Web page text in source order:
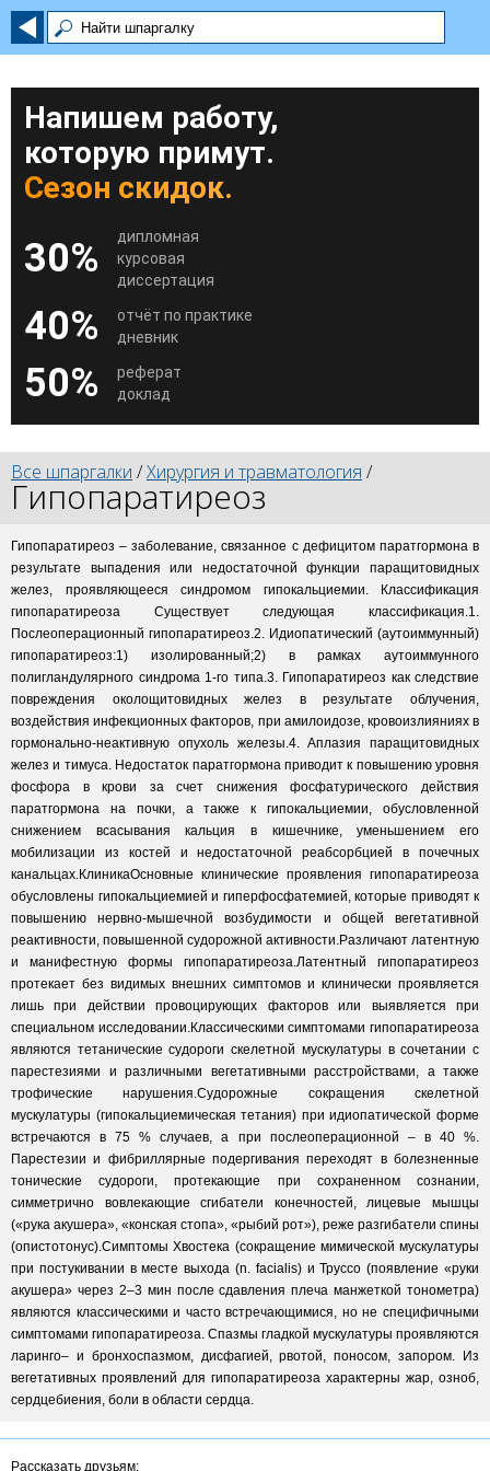
Напишем работу,
которую примут.
Сезон скидок.
30%
дипломная
курсовая
диссертация
40%
отчёт по практике
дневник
50%
реферат
доклад
Все шпаргалки /Хирургия и травматология /
Гипопаратиреоз
Гипопаратиреоз – заболевание, связанное с дефицитом паратгормона в
результате выпадения или недостаточной функции паращитовидных
желез, проявляющееся синдромом гипокальциемии. Классификация
гипопаратиреоза Существует следующая классификация.1.
Послеоперационный гипопаратиреоз.2. Идиопатический (аутоиммунный)
гипопаратиреоз:1) изолированный;2) в рамках аутоиммунного
полигландулярного синдрома 1-го типа.3. Гипопаратиреоз как следствие
повреждения околощитовидных желез в результате облучения,
воздействия инфекционных факторов, при амилоидозе, кровоизлияниях в
гормонально-неактивную опухоль железы.4. Аплазия паращитовидных
желез и тимуса. Недостаток паратгормона приводит к повышению уровня
фосфора в крови за счет снижения фосфатурического действия
паратгормона на почки, а также к гипокальциемии, обусловленной
снижением всасывания кальция в кишечнике, уменьшением его
мобилизации из костей и недостаточной реабсорбцией в почечных
канальцах.КлиникаОсновные клинические проявления гипопаратиреоза
обусловлены гипокальциемией и гиперфосфатемией, которые приводят к
повышению нервно-мышечной возбудимости и общей вегетативной
реактивности, повышенной судорожной активности.Различают латентную
и манифестную формы гипопаратиреоза.Латентный гипопаратиреоз
протекает без видимых внешних симптомов и клинически проявляется
лишь при действии провоцирующих факторов или выявляется при
специальном исследовании.Классическими симптомами гипопаратиреоза
являются тетанические судороги скелетной мускулатуры в сочетании с
парестезиями и различными вегетативными расстройствами, а также
трофические нарушения.Судорожные сокращения скелетной
мускулатуры (гипокальциемическая тетания) при идиопатической форме
встречаются в 75 % случаев, а при послеоперационной – в 40 %.
Парестезии и фибриллярные подергивания переходят в болезненные
тонические судороги, протекающие при сохраненном сознании,
симметрично вовлекающие сгибатели конечностей, лицевые мышцы
(«рука акушера», «конская стопа», «рыбий рот»), реже разгибатели спины
(опистотонус).Симптомы Хвостека (сокращение мимической мускулатуры
при постукивании в месте выхода (n. facialis) и Труссо (появление «руки
акушера» через 2–3 мин после сдавления плеча манжеткой тонометра)
являются классическими и часто встречающимися, но не специфичными
симптомами гипопаратиреоза. Спазмы гладкой мускулатуры проявляются
ларинго– и бронхоспазмом, дисфагией, рвотой, поносом, запором. Из
вегетативных проявлений для гипопаратиреоза характерны жар, озноб,
сердцебиения, боли в области сердца.
Рассказать друзьям: